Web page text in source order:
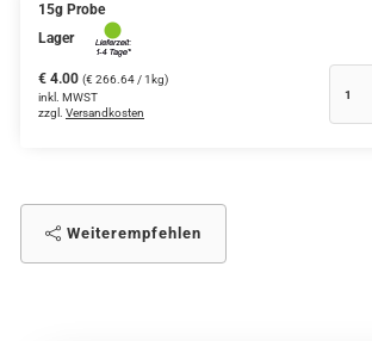
15g Probe
Lager
€ 4.00 (€ 266.64 / 1kg)
inkl. MWST
zzgl. Versandkosten
Weiterempfehlen